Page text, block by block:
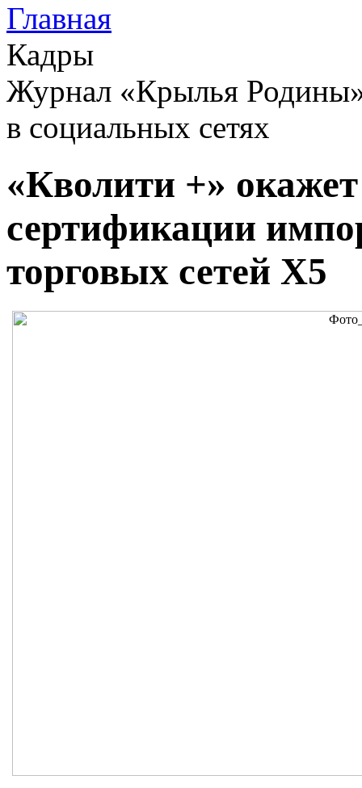
Главная
Кадры
Журнал «Крылья
в социальных сетях
«Кволити +»
сертификации
торговых сетей Х5